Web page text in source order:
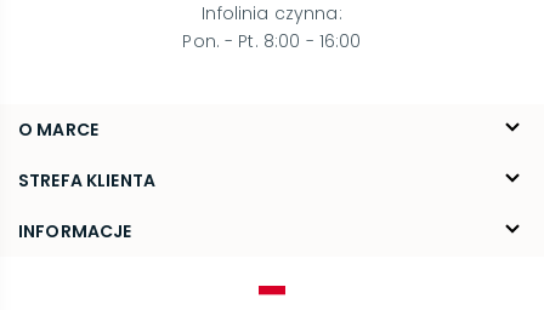
O MARCE
O nas
Blog
STREFA KLIENTA
FAQ
INFORMACJE
Infolinia czynna:
Pon. - Pt. 8:00 - 16:00